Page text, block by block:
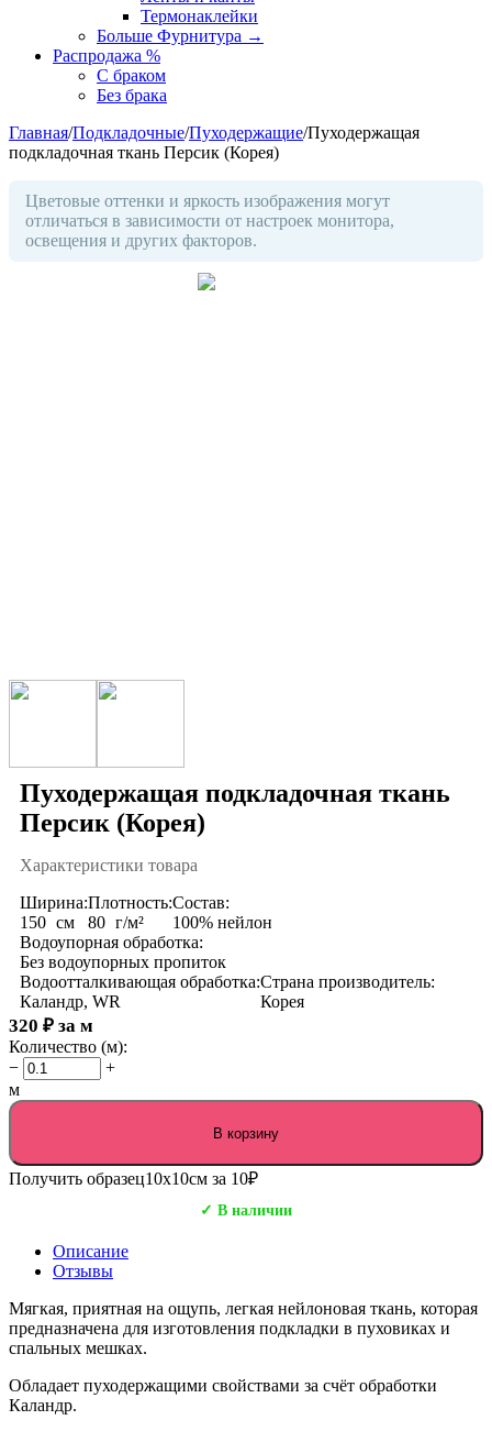
Термонаклейки
Больше Фурнитура →
Распродажа %
С браком
Без брака
Главная/Подкладочные/Пуходержащие/Пуходержащая
подкладочная ткань Персик (Корея)
Цветовые оттенки и яркость изображения могут
отличаться в зависимости от настроек монитора,
освещения и других факторов.
Пуходержащая подкладочная ткань
Персик (Корея)
Характеристики товара
Ширина:
150 см
Плотность:
80 г/м²
Состав:
100% нейлон
Водоупорная обработка:
Без водоупорных пропиток
Водоотталкивающая обработка:
Каландр, WR
Страна производитель:
Корея
320 ₽ за м
Количество (м):
−
+
м
В корзину
Получить образец10х10см за 10₽
✓ В наличии
Описание
Отзывы
Мягкая, приятная на ощупь, легкая нейлоновая ткань, которая
предназначена для изготовления подкладки в пуховиках и
спальных мешках.
Обладает пуходержащими свойствами за счёт обработки
Каландр.